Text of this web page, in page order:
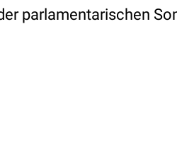
parlamentarischen